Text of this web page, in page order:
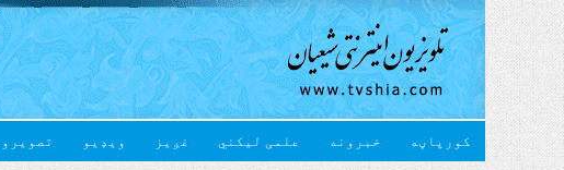
کورپاڼه خبرونه علمی لیکني غږیز ویډیو